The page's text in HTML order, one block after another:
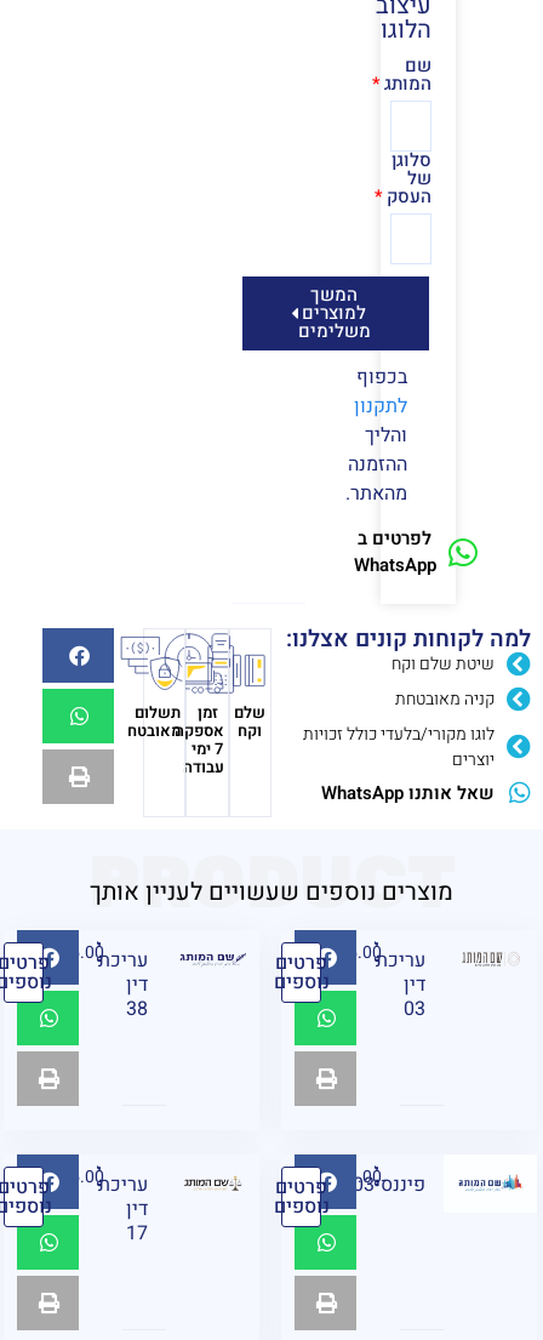
הלוגו
שם
המותג
סלוגן
של
העסק
המשך
למוצרים
משלימים
בכפוף
לתקנון
והליך
ההזמנה
מהאתר.
לפרטים ב
WhatsApp
למה לקוחות קונים אצלנו:
שיטת שלם וקח
קניה מאובטחת
לוגו מקורי/בלעדי כולל זכויות
יוצרים
שאל אותנו WhatsApp
שלם
וקח
זמן
אספקה
7 ימי
עבודה
תשלום
מאובטח
מוצרים נוספים שעשויים לעניין אותך
PRODUCT
עריכת
דין
03
₪ 95.00 פרטים
נוספים
עריכת
דין
38
₪ 95.00 פרטים
נוספים
פיננסיF03 ₪ 95.00 פרטים
נוספים
עריכת
דין
17
₪ 95.00 פרטים
נוספים